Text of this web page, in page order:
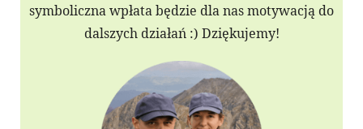
symboliczna wpłata będzie dla nas motywacją do
dalszych działań :) Dziękujemy!